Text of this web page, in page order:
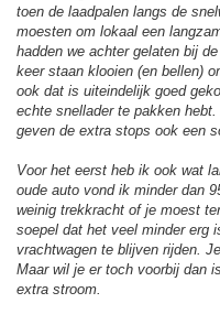
toen de laadpalen langs de
moesten om lokaal een
hadden we achter gelaten bij
keer staan klooien (en bellen)
ook dat is uiteindelijk goed
echte snellader te pakken
geven de extra stops ook een
Voor het eerst heb ik ook wat
oude auto vond ik minder dan
weinig trekkracht of je moest
soepel dat het veel minder erg
vrachtwagen te blijven rijden.
Maar wil je er toch voorbij dan
extra stroom.